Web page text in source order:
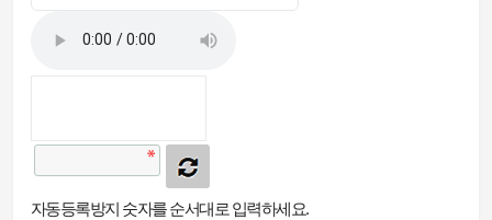
자동등록방지 숫자를 순서대로 입력하세요.